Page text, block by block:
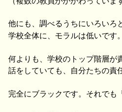
他にも、調べるうちにいろいろ
学校全体に、モラルは低いです。
何よりも、学校のトップ階層が
話をしていても、自分たちの責
完全にブラックです。それでも